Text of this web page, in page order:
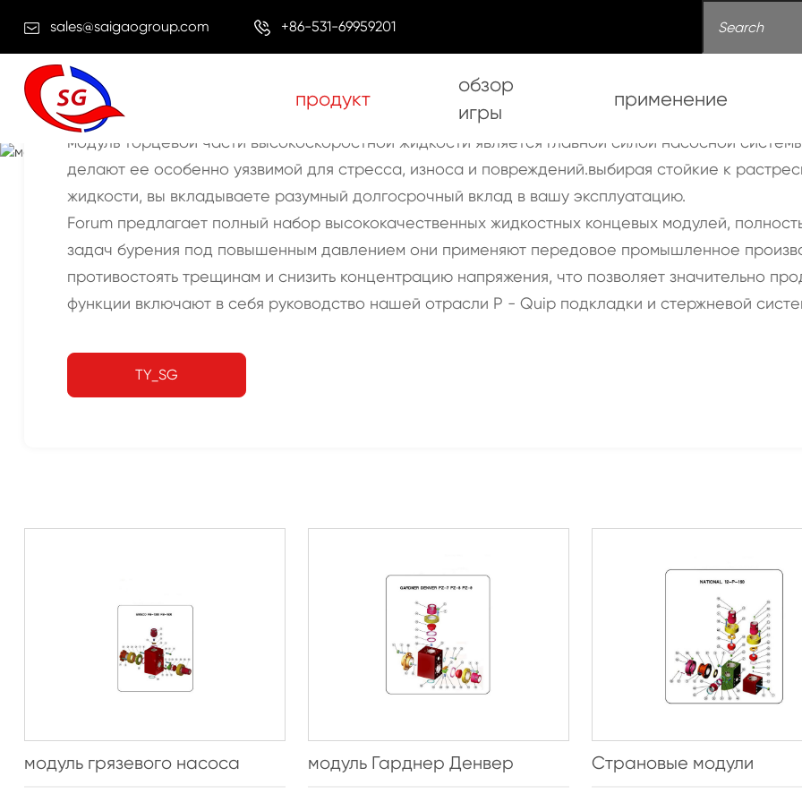
sales@saigaogroup.com +86-531-69959201
продукт
обзор
игры
применение
модуль грязевого
жилище продукт детали насоса модуль грязевого насоса
модуль торцевой части высокоскоростной жидкости является главной силой насосной
делают ее особенно уязвимой для стресса, износа и повреждений.выбирая стойкие к
жидкости, вы вкладываете разумный долгосрочный вклад в вашу эксплуатацию.
Forum предлагает полный набор высококачественных жидкостных концевых модулей,
задач бурения под повышенным давлением они применяют передовое промышленное
противостоять трещинам и снизить концентрацию напряжения, что позволяет значительно
функции включают в себя руководство нашей отрасли P - Quip подкладки и стержневой
TY_SG
модуль грязевого насоса модуль Гарднер Денвер Страновые модули